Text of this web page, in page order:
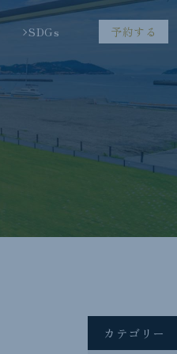
SDGs 予約する
カテゴリー